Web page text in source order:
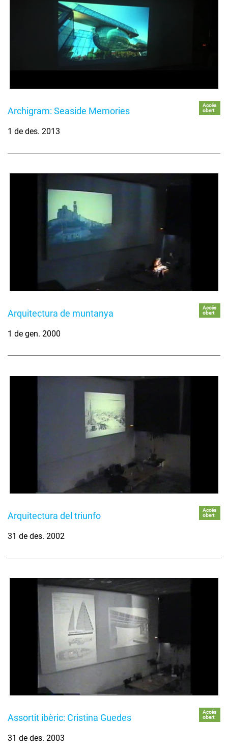
Archigram: Seaside Memories
Accés
obert
1 de des. 2013
Arquitectura de muntanya
Accés
obert
1 de gen. 2000
Arquitectura del triunfo
Accés
obert
31 de des. 2002
Assortit ibèric: Cristina Guedes
Accés
obert
31 de des. 2003